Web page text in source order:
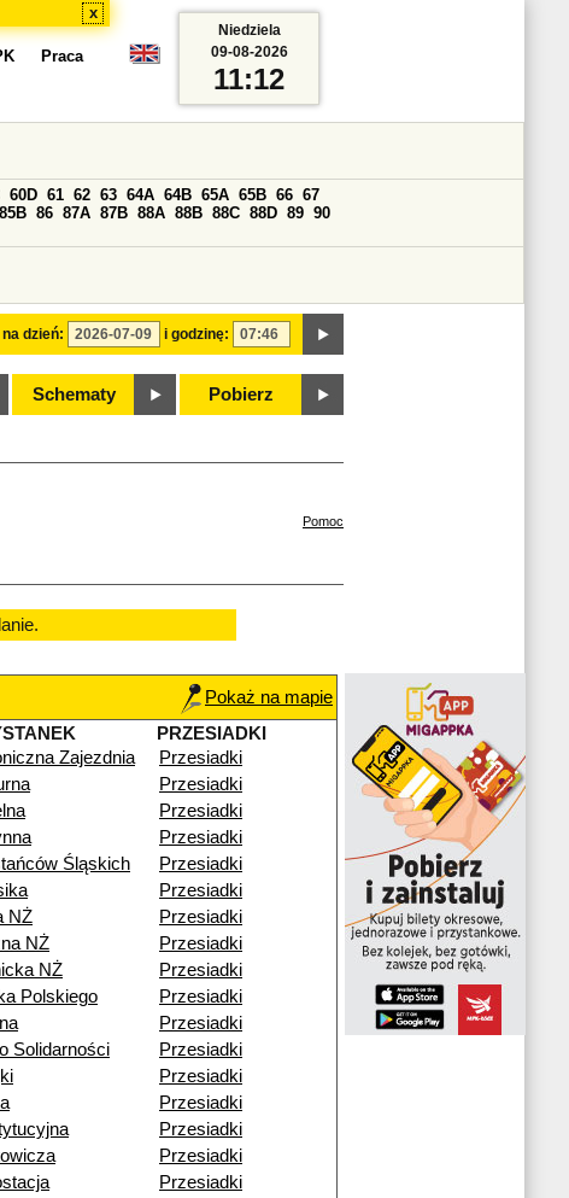
x
Praca
dzień: i godzinę:
60D 61 62 63 64A 64B 65A 65B 66 67
85B 86 87A 87B 88A 88B 88C 88D 89 90
Schematy Pobierz
Niedziela
09-08-2026
11:12
Pomoc
Pokaż na mapie
PRZESIADKI
Zajezdnia
Przesiadki
Przesiadki
Przesiadki
Przesiadki
Śląskich
Przesiadki
Przesiadki
NŻ
Przesiadki
NŻ
Przesiadki
NŻ
Przesiadki
Polskiego
Przesiadki
Przesiadki
Solidarności
Przesiadki
Przesiadki
Przesiadki
Przesiadki
Przesiadki
Przesiadki